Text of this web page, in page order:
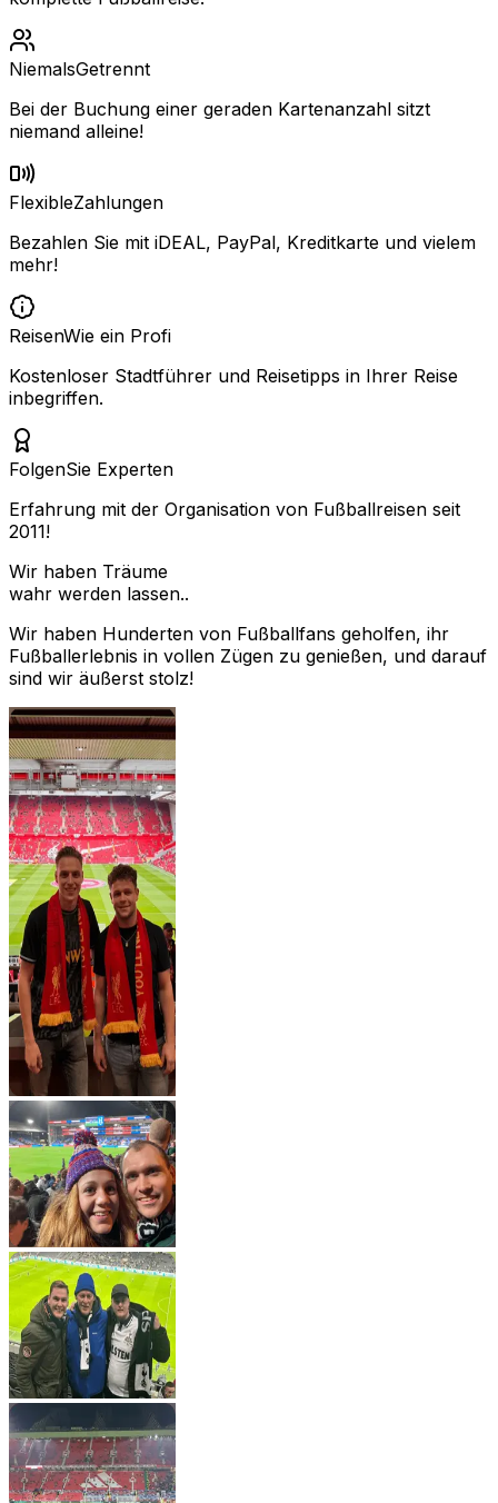
NiemalsGetrennt
Bei der Buchung einer geraden Kartenanzahl sitzt
niemand alleine!
FlexibleZahlungen
Bezahlen Sie mit iDEAL, PayPal, Kreditkarte und vielem
mehr!
ReisenWie ein Profi
Kostenloser Stadtführer und Reisetipps in Ihrer Reise
inbegriffen.
FolgenSie Experten
Erfahrung mit der Organisation von Fußballreisen seit
2011!
Wir haben Träume
wahr werden lassen..
Wir haben Hunderten von Fußballfans geholfen, ihr
Fußballerlebnis in vollen Zügen zu genießen, und darauf
sind wir äußerst stolz!